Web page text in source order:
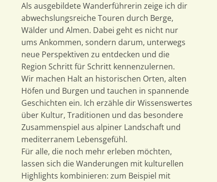
Als ausgebildete Wanderführerin zeige ich dir
abwechslungsreiche Touren durch Berge,
Wälder und Almen. Dabei geht es nicht nur
ums Ankommen, sondern darum, unterwegs
neue Perspektiven zu entdecken und die
Region Schritt für Schritt kennenzulernen.
Wir machen Halt an historischen Orten, alten
Höfen und Burgen und tauchen in spannende
Geschichten ein. Ich erzähle dir Wissenswertes
über Kultur, Traditionen und das besondere
Zusammenspiel aus alpiner Landschaft und
mediterranem Lebensgefühl.
Für alle, die noch mehr erleben möchten,
lassen sich die Wanderungen mit kulturellen
Highlights kombinieren: zum Beispiel mit